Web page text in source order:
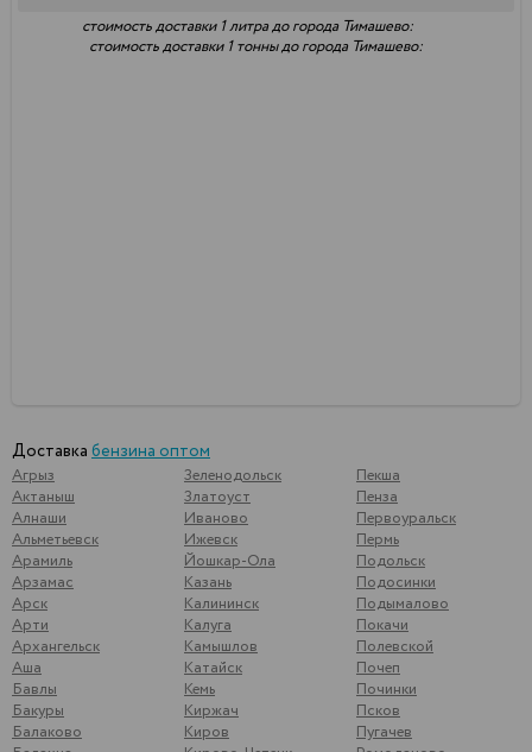
стоимость доставки 1 литра до города Тимашево:
стоимость доставки 1 тонны до города Тимашево:
Доставка бензина оптом
Агрыз
Актаныш
Алнаши
Альметьевск
Арамиль
Арзамас
Арск
Арти
Архангельск
Аша
Бавлы
Бакуры
Балаково
Зеленодольск
Златоуст
Иваново
Ижевск
Йошкар-Ола
Казань
Калининск
Калуга
Камышлов
Катайск
Кемь
Киржач
Киров
Пекша
Пенза
Первоуральск
Пермь
Подольск
Подосинки
Подымалово
Покачи
Полевской
Почеп
Починки
Псков
Пугачев